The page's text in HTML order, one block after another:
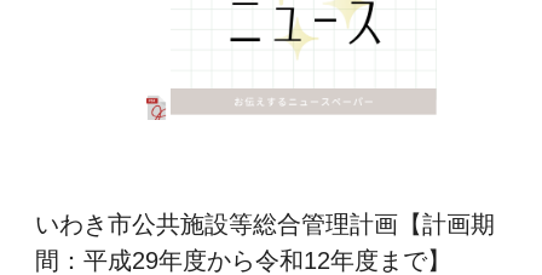
いわき市公共施設等総合管理計画【計画期
間：平成29年度から令和12年度まで】